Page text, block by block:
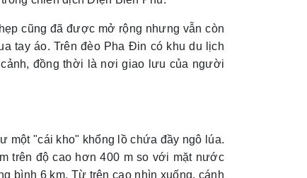
cũng đã được mở rộng nhưng vẫn còn
tay áo. Trên đèo Pha Đin có khu du lịch
đồng thời là nơi giao lưu của người
một "cái kho" khổng lồ chứa đầy ngô lúa.
trên độ cao hơn 400 m so với mặt nước
bình 6 km. Từ trên cao nhìn xuống, cánh